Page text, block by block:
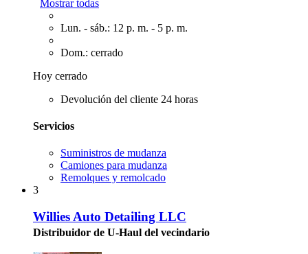
Mostrar todas
Lun. - sáb.: 12 p. m. - 5 p. m.
Dom.: cerrado
Hoy cerrado
Devolución del cliente 24 horas
Servicios
Suministros de mudanza
Camiones para mudanza
Remolques y remolcado
3
Willies Auto Detailing LLC
Distribuidor de U-Haul del vecindario